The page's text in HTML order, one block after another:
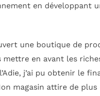
en développant
une boutique de
en avant les
j’ai pu obtenir le
magasin attire de plus